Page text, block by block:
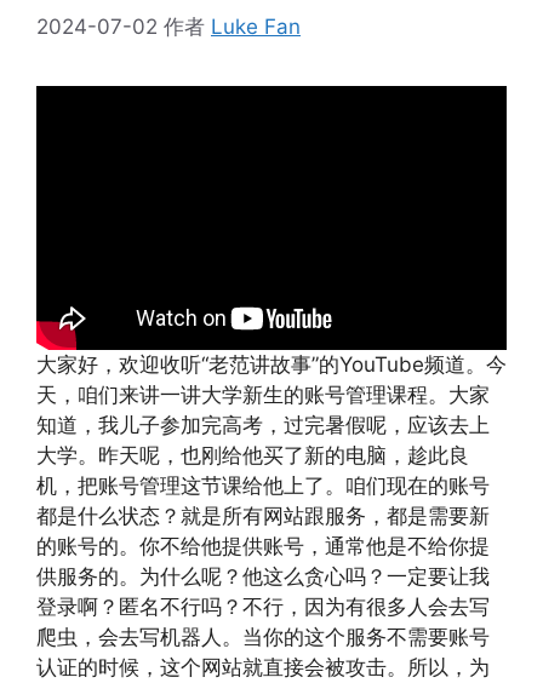
2024-07-02 作者 Luke Fan
大家好，欢迎收听“老范讲故事”的YouTube频道。今
天，咱们来讲一讲大学新生的账号管理课程。大家
知道，我儿子参加完高考，过完暑假呢，应该去上
大学。昨天呢，也刚给他买了新的电脑，趁此良
机，把账号管理这节课给他上了。咱们现在的账号
都是什么状态？就是所有网站跟服务，都是需要新
的账号的。你不给他提供账号，通常他是不给你提
供服务的。为什么呢？他这么贪心吗？一定要让我
登录啊？匿名不行吗？不行，因为有很多人会去写
爬虫，会去写机器人。当你的这个服务不需要账号
认证的时候，这个网站就直接会被攻击。所以，为